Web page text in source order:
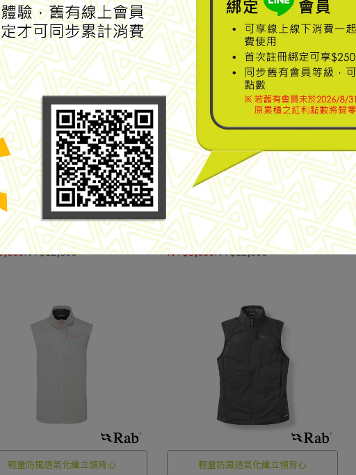
SALE
兩件式防水化纖連帽外套
Hardwear】Firefall™
Jacket 兩件式防水化纖連帽
款 深海藍/滿月藍 #2134711
NT$12,800
SPECIAL SALE
兩件式防水化纖連帽外套
【Mountain Hardwear】Firefall™
Trifecta Jacket 兩件式防水化纖連帽
外套 男款 黑色 #2134711
NT$9,600NT$12,800
輕量防風透氣化纖立領背心 輕量防風透氣化纖立領背心